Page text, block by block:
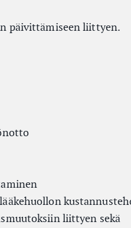
päivittämiseen liittyen.
liittyen sekä